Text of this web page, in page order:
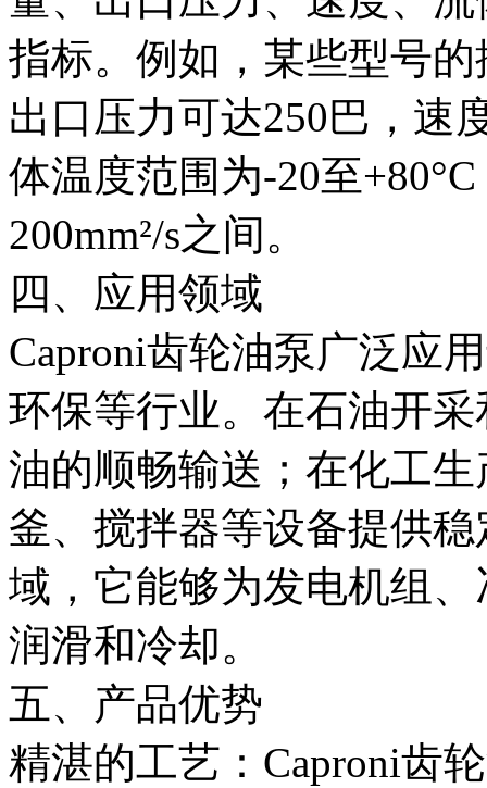
指标。例如，某些型号的
出口压力可达250巴，速
体温度范围为-20至
200mm²/s之间。
四、应用领域
Caproni齿轮油泵广泛应
环保等行业。在石油开
油的顺畅输送；在化工
釜、搅拌器等设备提供
域，它能够为发电机组
润滑和冷却。
五、产品优势
精湛的工艺：Caproni齿